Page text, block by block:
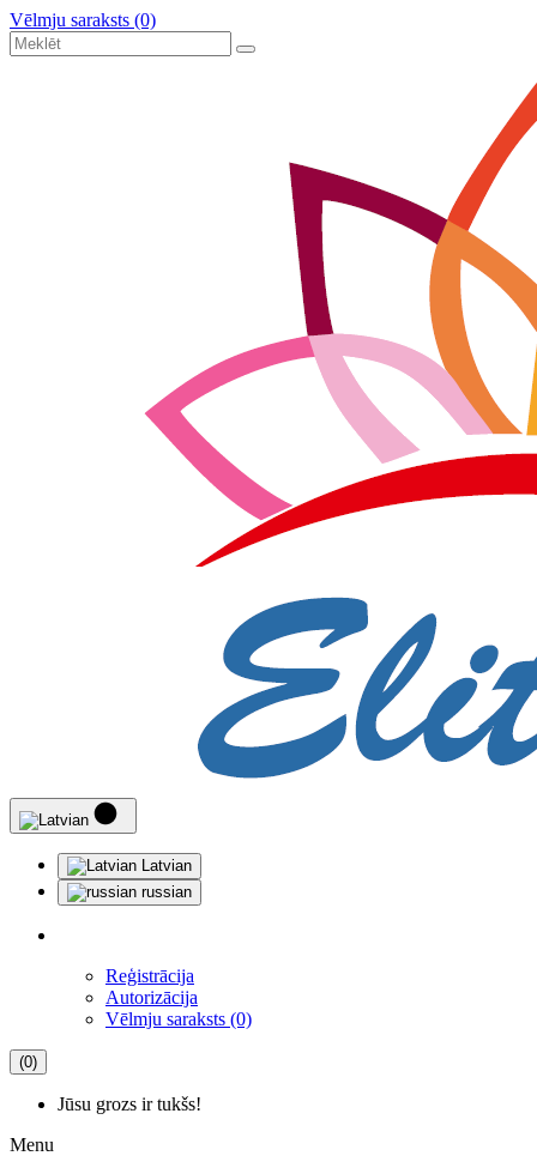
Vēlmju saraksts (0)
Latvian
russian
Reģistrācija
Autorizācija
Vēlmju saraksts (0)
(0)
Jūsu grozs ir tukšs!
Menu